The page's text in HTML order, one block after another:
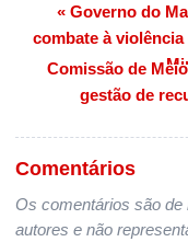
Navegação
« Governo do
combate à
Comissão de
gestão de
Comentários
Os comentários são
autores e não